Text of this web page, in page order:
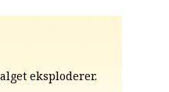
eksploderer.